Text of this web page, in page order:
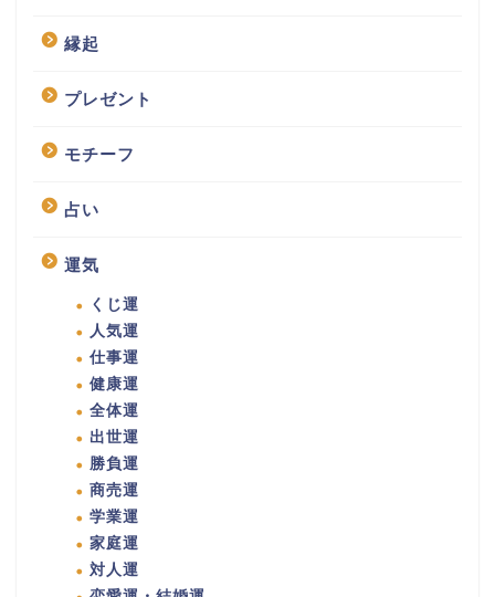
縁起
プレゼント
モチーフ
占い
運気
くじ運
人気運
仕事運
健康運
全体運
出世運
勝負運
商売運
学業運
家庭運
対人運